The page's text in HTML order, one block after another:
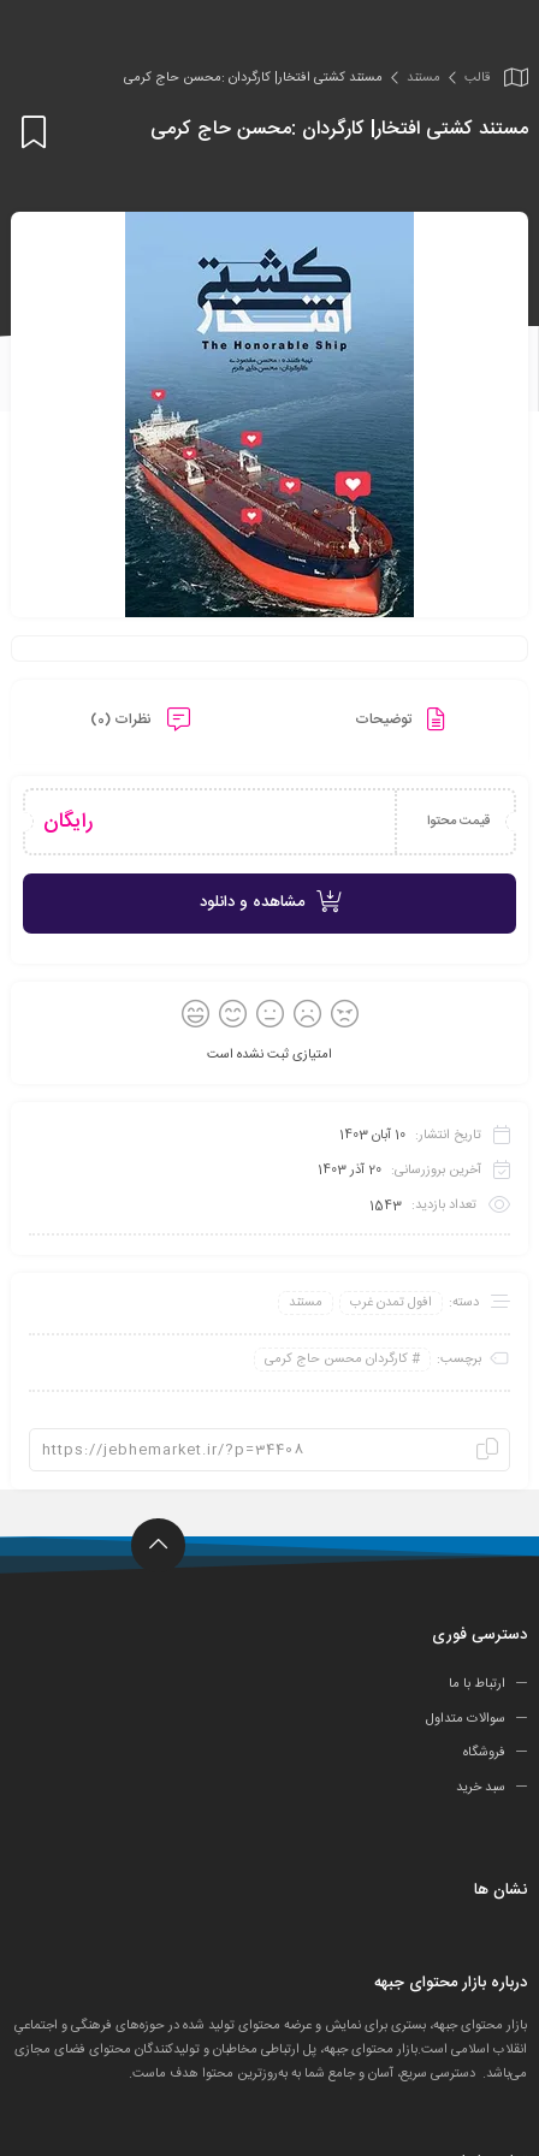
قالب مستند مستند کشتی افتخار| کارگردان :محسن حاج کرمی
مستند کشتی افتخار| کارگردان :محسن حاج کرمی
توضیحات نظرات (0)
قیمت محتوا رایگان
مشاهده و دانلود
امتیازی ثبت نشده است
تاریخ انتشار: 10 آبان 1403
آخرین بروزرسانی: 20 آذر 1403
تعداد بازدید: 1543
دسته: افول تمدن غرب مستند
برچسب: کارگردان محسن حاج کرمی
دسترسی فوری
ارتباط با ما
سوالات متداول
فروشگاه
سبد خرید
نشان ها
درباره بازار محتوای جبهه
بازار محتوای جبهه، بستری برای نمایش و عرضه محتوای تولید شده در حوزه‌های فرهنگی و اجتماعیِ
انقلاب اسلامی است.بازار محتوای جبهه، پل ارتباطی مخاطبان و تولید‌کنندگان محتوای فضای مجازی
می‌باشد. دسترسی سریع، آسان و جامع شما به به‌روزترین محتوا هدف ماست.